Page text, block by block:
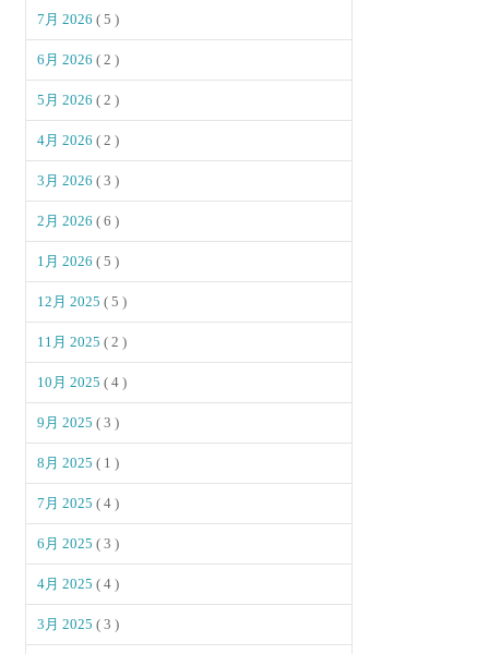
7月 2026( 5 )
6月 2026( 2 )
5月 2026( 2 )
4月 2026( 2 )
3月 2026( 3 )
2月 2026( 6 )
1月 2026( 5 )
12月 2025( 5 )
11月 2025( 2 )
10月 2025( 4 )
9月 2025( 3 )
8月 2025( 1 )
7月 2025( 4 )
6月 2025( 3 )
4月 2025( 4 )
3月 2025( 3 )